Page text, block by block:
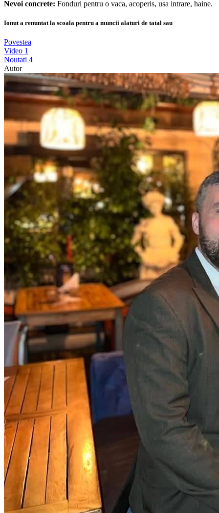
Nevoi concrete: Fonduri pentru o vaca, acoperis, usa intrare, haine.
Ionut a renuntat la scoala pentru a muncii alaturi de tatal sau
Povestea
Video 1
Noutati 4
Autor